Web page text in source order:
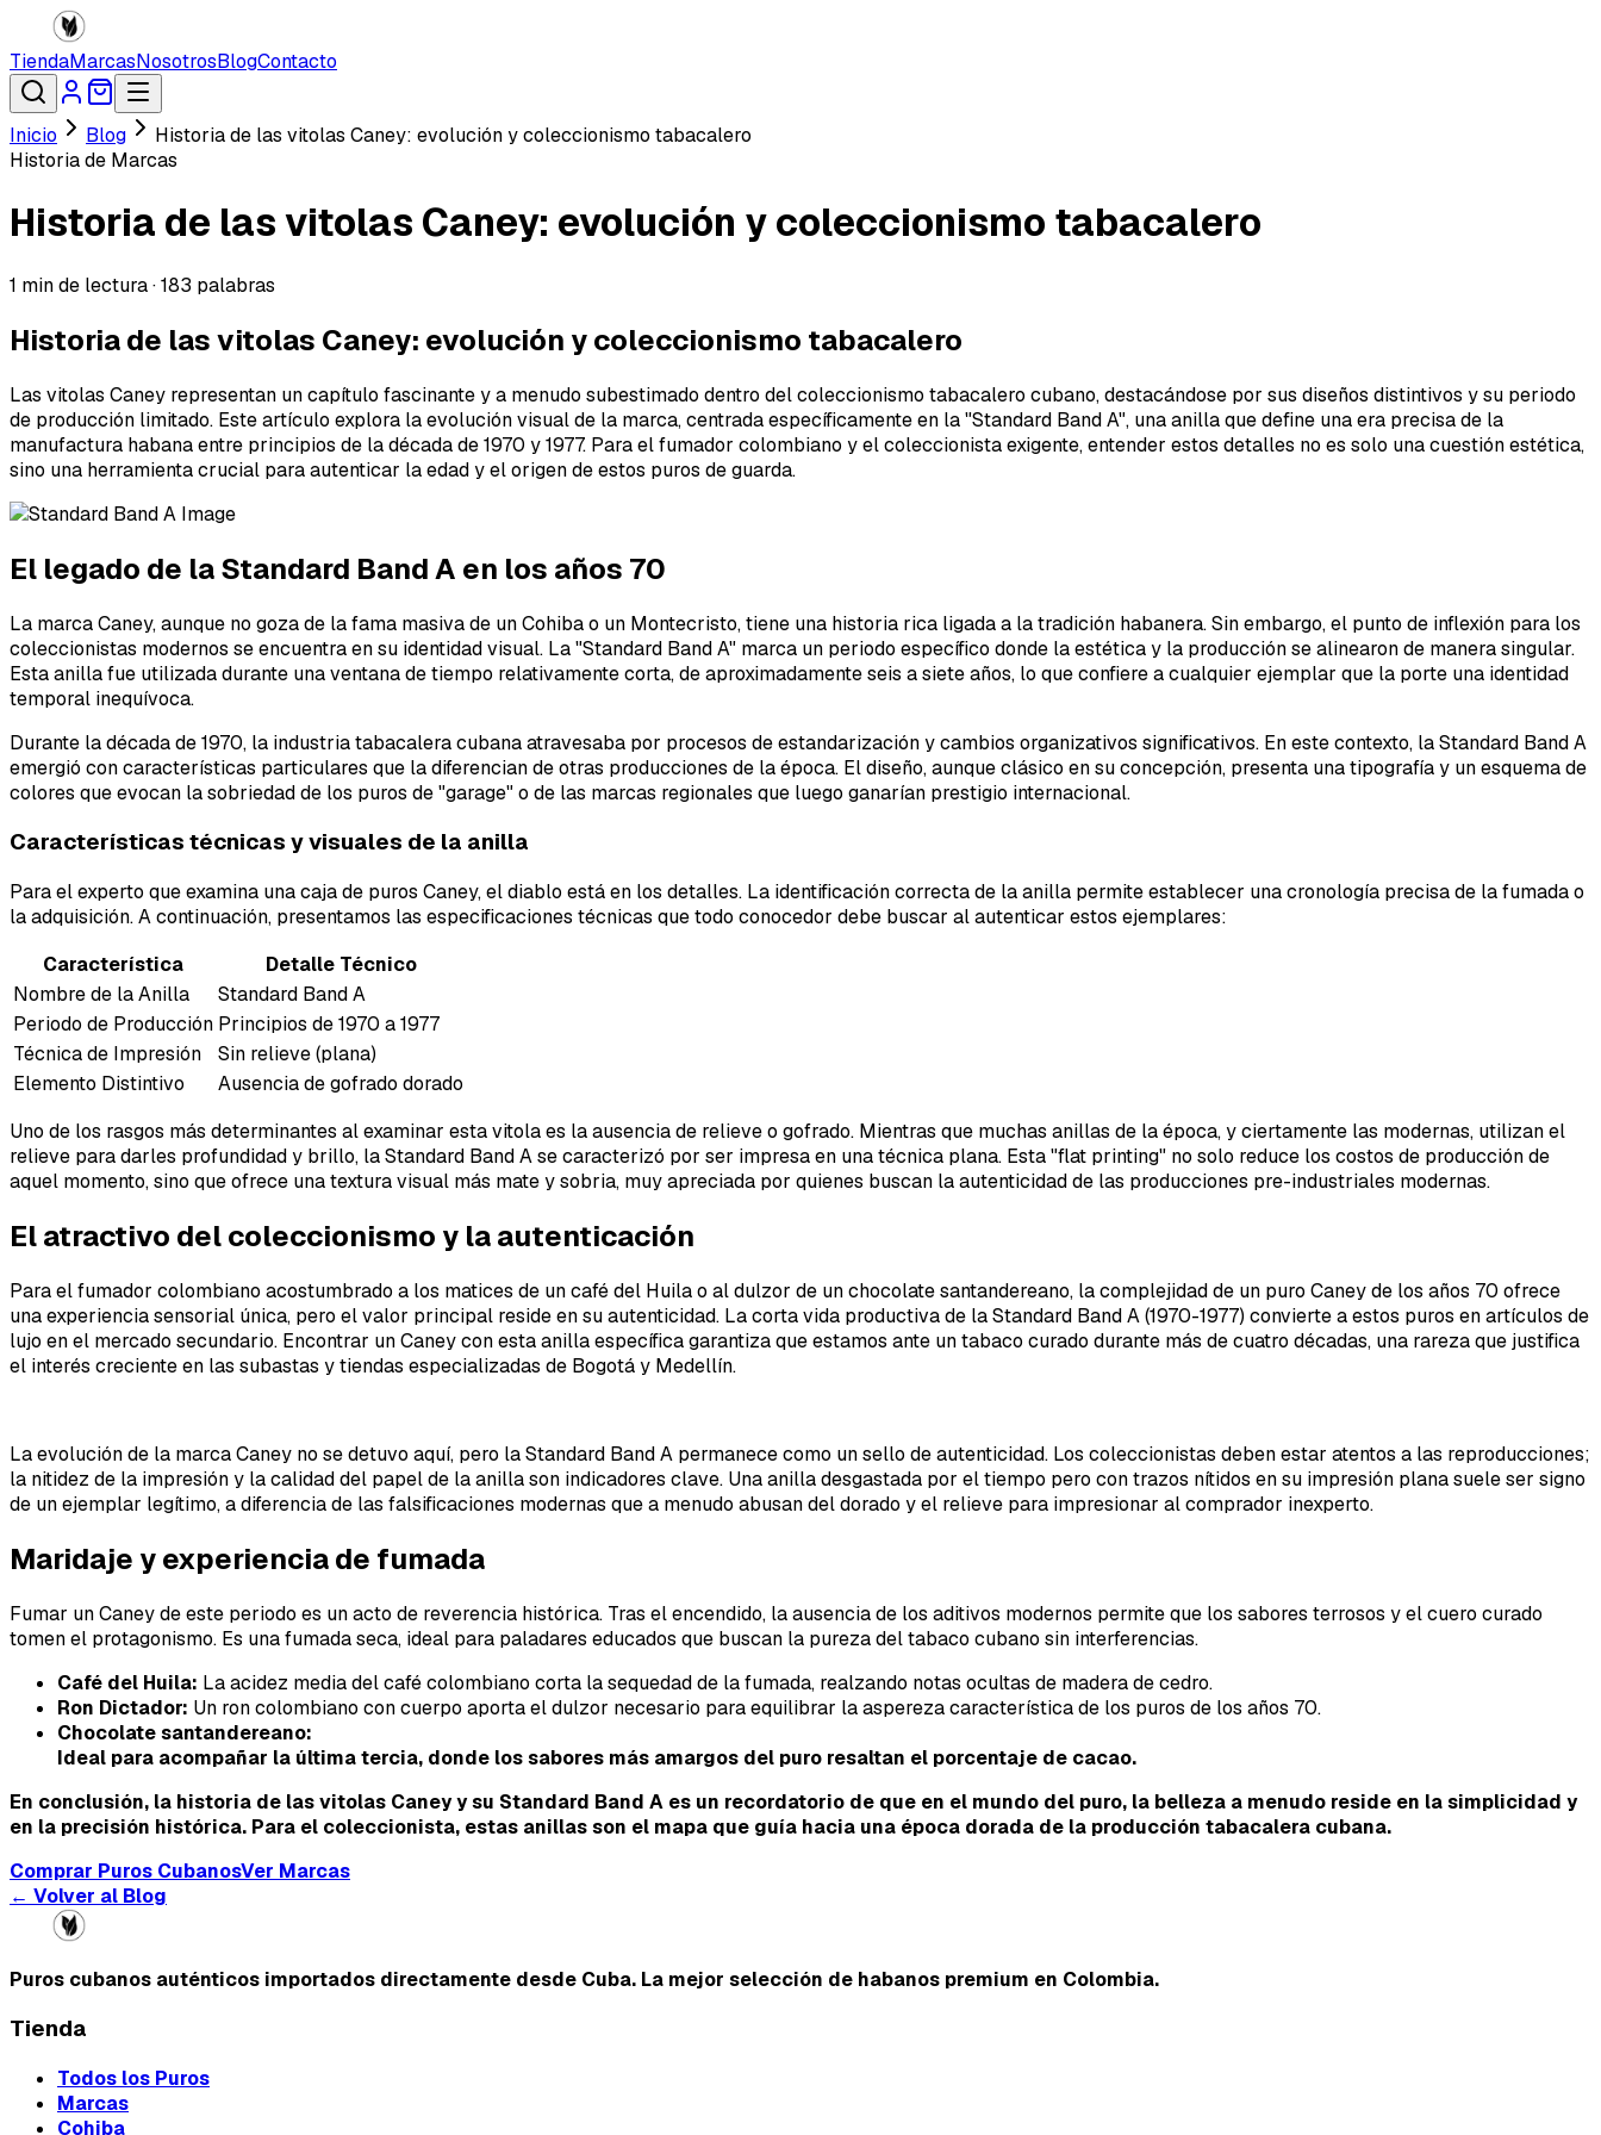
TiendaMarcasNosotrosBlogContacto
Inicio Blog
Historia de las vitolas Caney: evolución y coleccionismo tabacalero
Historia de Marcas
Historia de las vitolas Caney: evolución y coleccionismo tabacalero
1 min de lectura ·183 palabras
Historia de las vitolas Caney: evolución y coleccionismo tabacalero
Las vitolas Caney representan un capítulo fascinante y a menudo subestimado dentro del coleccionismo tabacalero cubano, destacándose por sus diseños distintivos y su periodo
de producción limitado. Este artículo explora la evolución visual de la marca, centrada específicamente en la "Standard Band A", una anilla que define una era precisa de la
manufactura habana entre principios de la década de 1970 y 1977. Para el fumador colombiano y el coleccionista exigente, entender estos detalles no es solo una cuestión estética,
sino una herramienta crucial para autenticar la edad y el origen de estos puros de guarda.
El legado de la Standard Band A en los años 70
La marca Caney, aunque no goza de la fama masiva de un Cohiba o un Montecristo, tiene una historia rica ligada a la tradición habanera. Sin embargo, el punto de inflexión para los
coleccionistas modernos se encuentra en su identidad visual. La "Standard Band A" marca un periodo específico donde la estética y la producción se alinearon de manera singular.
Esta anilla fue utilizada durante una ventana de tiempo relativamente corta, de aproximadamente seis a siete años, lo que confiere a cualquier ejemplar que la porte una identidad
temporal inequívoca.
Durante la década de 1970, la industria tabacalera cubana atravesaba por procesos de estandarización y cambios organizativos significativos. En este contexto, la Standard Band A
emergió con características particulares que la diferencian de otras producciones de la época. El diseño, aunque clásico en su concepción, presenta una tipografía y un esquema de
colores que evocan la sobriedad de los puros de "garage" o de las marcas regionales que luego ganarían prestigio internacional.
Características técnicas y visuales de la anilla
Para el experto que examina una caja de puros Caney, el diablo está en los detalles. La identificación correcta de la anilla permite establecer una cronología precisa de la fumada o
la adquisición. A continuación, presentamos las especificaciones técnicas que todo conocedor debe buscar al autenticar estos ejemplares:
Característica
Detalle Técnico
Nombre de la Anilla
Standard Band A
Periodo de Producción Principios de 1970 a 1977
Técnica de Impresión
Sin relieve (plana)
Elemento Distintivo
Ausencia de gofrado dorado
Uno de los rasgos más determinantes al examinar esta vitola es la ausencia de relieve o gofrado. Mientras que muchas anillas de la época, y ciertamente las modernas, utilizan el
relieve para darles profundidad y brillo, la Standard Band A se caracterizó por ser impresa en una técnica plana. Esta "flat printing" no solo reduce los costos de producción de
aquel momento, sino que ofrece una textura visual más mate y sobria, muy apreciada por quienes buscan la autenticidad de las producciones pre-industriales modernas.
El atractivo del coleccionismo y la autenticación
Para el fumador colombiano acostumbrado a los matices de un café del Huila o al dulzor de un chocolate santandereano, la complejidad de un puro Caney de los años 70 ofrece
una experiencia sensorial única, pero el valor principal reside en su autenticidad. La corta vida productiva de la Standard Band A (1970-1977) convierte a estos puros en artículos de
lujo en el mercado secundario. Encontrar un Caney con esta anilla específica garantiza que estamos ante un tabaco curado durante más de cuatro décadas, una rareza que justifica
el interés creciente en las subastas y tiendas especializadas de Bogotá y Medellín.
La evolución de la marca Caney no se detuvo aquí, pero la Standard Band A permanece como un sello de autenticidad. Los coleccionistas deben estar atentos a las reproducciones;
la nitidez de la impresión y la calidad del papel de la anilla son indicadores clave. Una anilla desgastada por el tiempo pero con trazos nítidos en su impresión plana suele ser signo
de un ejemplar legítimo, a diferencia de las falsificaciones modernas que a menudo abusan del dorado y el relieve para impresionar al comprador inexperto.
Maridaje y experiencia de fumada
Fumar un Caney de este periodo es un acto de reverencia histórica. Tras el encendido, la ausencia de los aditivos modernos permite que los sabores terrosos y el cuero curado
tomen el protagonismo. Es una fumada seca, ideal para paladares educados que buscan la pureza del tabaco cubano sin interferencias.
Café del Huila: La acidez media del café colombiano corta la sequedad de la fumada, realzando notas ocultas de madera de cedro.
Ron Dictador: Un ron colombiano con cuerpo aporta el dulzor necesario para equilibrar la aspereza característica de los puros de los años 70.
Chocolate santandereano:
Ideal para acompañar la última tercia, donde los sabores más amargos del puro resaltan el porcentaje de cacao.
En conclusión, la historia de las vitolas Caney y su Standard Band A es un recordatorio de que en el mundo del puro, la belleza a menudo reside en la simplicidad y
en la precisión histórica. Para el coleccionista, estas anillas son el mapa que guía hacia una época dorada de la producción tabacalera cubana.
Comprar Puros CubanosVer Marcas
← Volver al Blog
Puros cubanos auténticos importados directamente desde Cuba. La mejor selección de habanos premium en Colombia.
Tienda
Todos los Puros
Marcas
Cohiba